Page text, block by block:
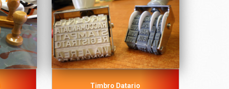
Timbro Datario